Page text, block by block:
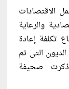
الاقتصادات
والرعاية
تكلفة إعادة
التى تم
ذكرت صحيفة